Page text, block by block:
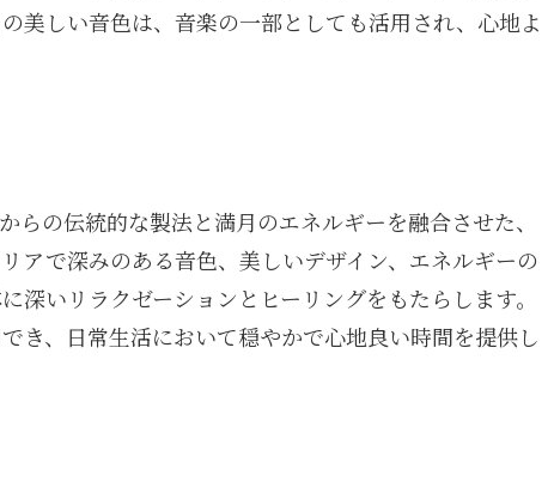
美しい音色は、音楽の一部としても活用され、心地よ
らの伝統的な製法と満月のエネルギーを融合させた、
アで深みのある音色、美しいデザイン、エネルギーの
深いリラクゼーションとヒーリングをもたらします。
き、日常生活において穏やかで心地良い時間を提供し